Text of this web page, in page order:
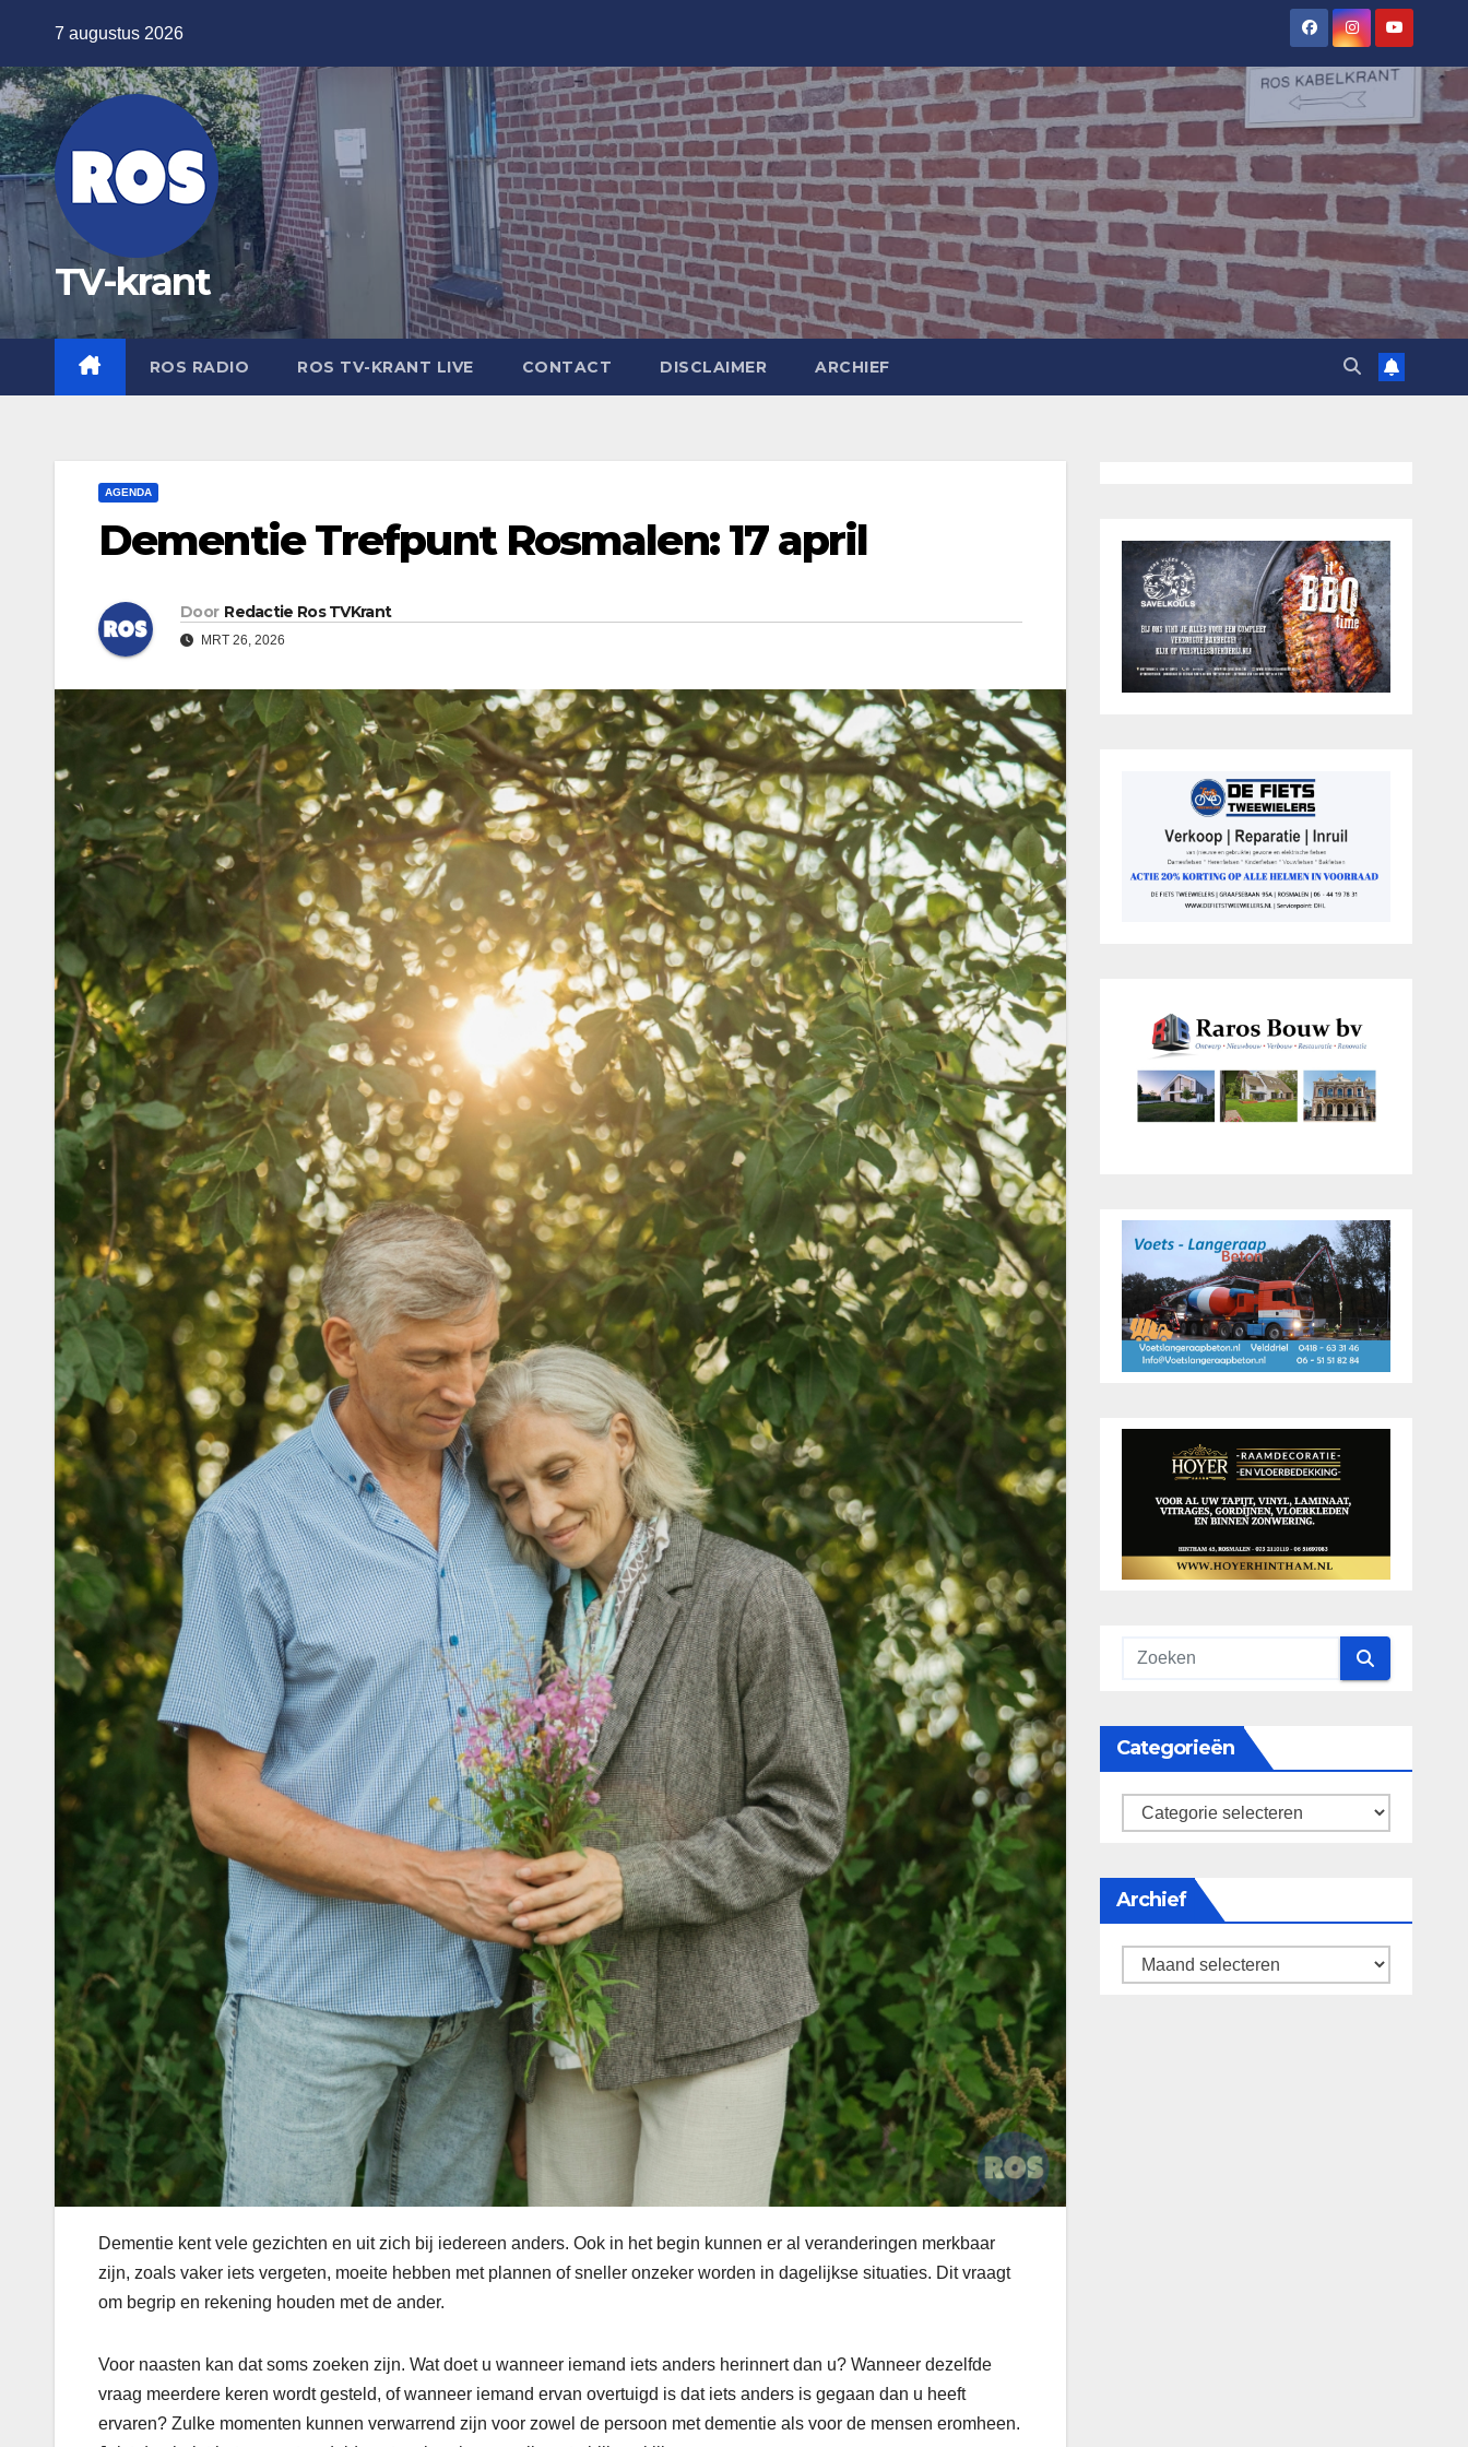
de
inhoud
7 augustus 2026
TV-krant
ROS RADIO ROS TV-KRANT LIVE CONTACT DISCLAIMER ARCHIEF
AGENDA
Dementie Trefpunt Rosmalen: 17 april
Door Redactie Ros TVKrant
MRT 26, 2026
Dementie kent vele gezichten en uit zich bij iedereen anders. Ook in het begin kunnen er al veranderingen merkbaar
zijn, zoals vaker iets vergeten, moeite hebben met plannen of sneller onzeker worden in dagelijkse situaties. Dit vraagt
om begrip en rekening houden met de ander.
Voor naasten kan dat soms zoeken zijn. Wat doet u wanneer iemand iets anders herinnert dan u? Wanneer dezelfde
vraag meerdere keren wordt gesteld, of wanneer iemand ervan overtuigd is dat iets anders is gegaan dan u heeft
ervaren? Zulke momenten kunnen verwarrend zijn voor zowel de persoon met dementie als voor de mensen eromheen.
Categorieën
categorieën
Archief
Archief